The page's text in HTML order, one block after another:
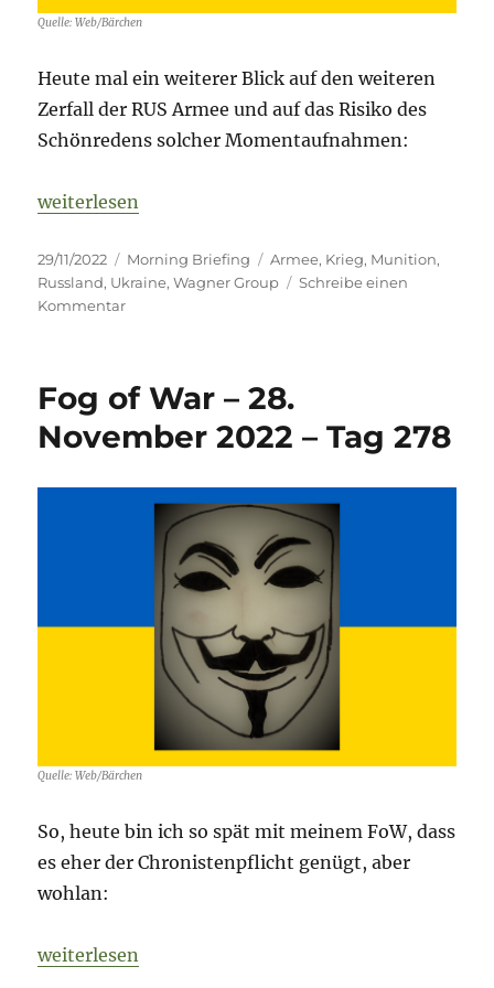
Quelle: Web/Bärchen
Heute mal ein weiterer Blick auf den weiteren
Zerfall der RUS Armee und auf das Risiko des
Schönredens solcher Momentaufnahmen:
„Fog of War – 29. November 2022 – Tag 279“
weiterlesen
Veröffentlicht
am
29/11/2022 Kategorien
Morning Briefing Schlagwörter
Armee, Krieg, Munition,
Russland, Ukraine,Wagner Group
Schreibe einen
Kommentarzu
–
November
–
Fog of War – 28.
November 2022 – Tag 278
Quelle: Web/Bärchen
So, heute bin ich so spät mit meinem FoW, dass
es eher der Chronistenpflicht genügt, aber
wohlan:
„Fog of War – 28. November 2022 – Tag 278“
weiterlesen